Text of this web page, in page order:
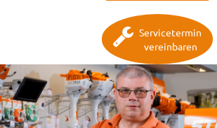
Servicetermin
vereinbaren